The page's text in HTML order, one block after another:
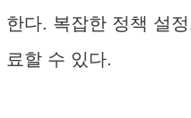
한다. 복잡한 정책 설
료할 수 있다.